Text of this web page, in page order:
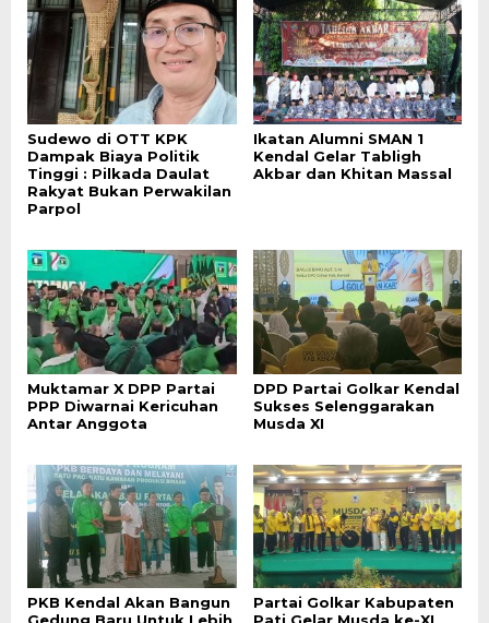
Sudewo di OTT KPK
Dampak Biaya Politik
Tinggi : Pilkada Daulat
Rakyat Bukan Perwakilan
Parpol
Ikatan Alumni SMAN 1
Kendal Gelar Tabligh
Akbar dan Khitan Massal
Muktamar X DPP Partai
PPP Diwarnai Kericuhan
Antar Anggota
DPD Partai Golkar Kendal
Sukses Selenggarakan
Musda XI
PKB Kendal Akan Bangun
Partai Golkar Kabupaten